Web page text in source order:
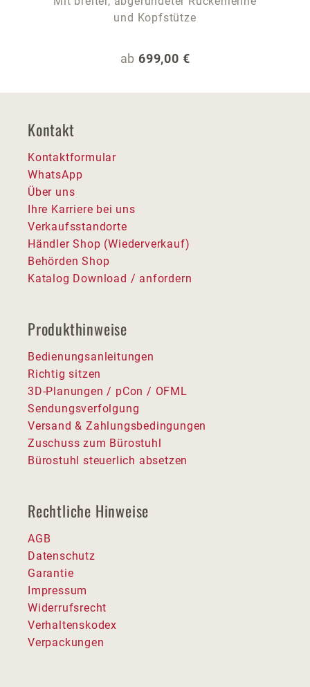
und Kopfstütze
Regulärer Preis:
ab 699,00 €
Kontakt
Kontaktformular
WhatsApp
Über uns
Ihre Karriere bei uns
Verkaufsstandorte
Händler Shop (Wiederverkauf)
Behörden Shop
Katalog Download / anfordern
Produkthinweise
Bedienungsanleitungen
Richtig sitzen
3D-Planungen / pCon / OFML
Sendungsverfolgung
Versand & Zahlungsbedingungen
Zuschuss zum Bürostuhl
Bürostuhl steuerlich absetzen
Rechtliche Hinweise
AGB
Datenschutz
Garantie
Impressum
Widerrufsrecht
Verhaltenskodex
Verpackungen